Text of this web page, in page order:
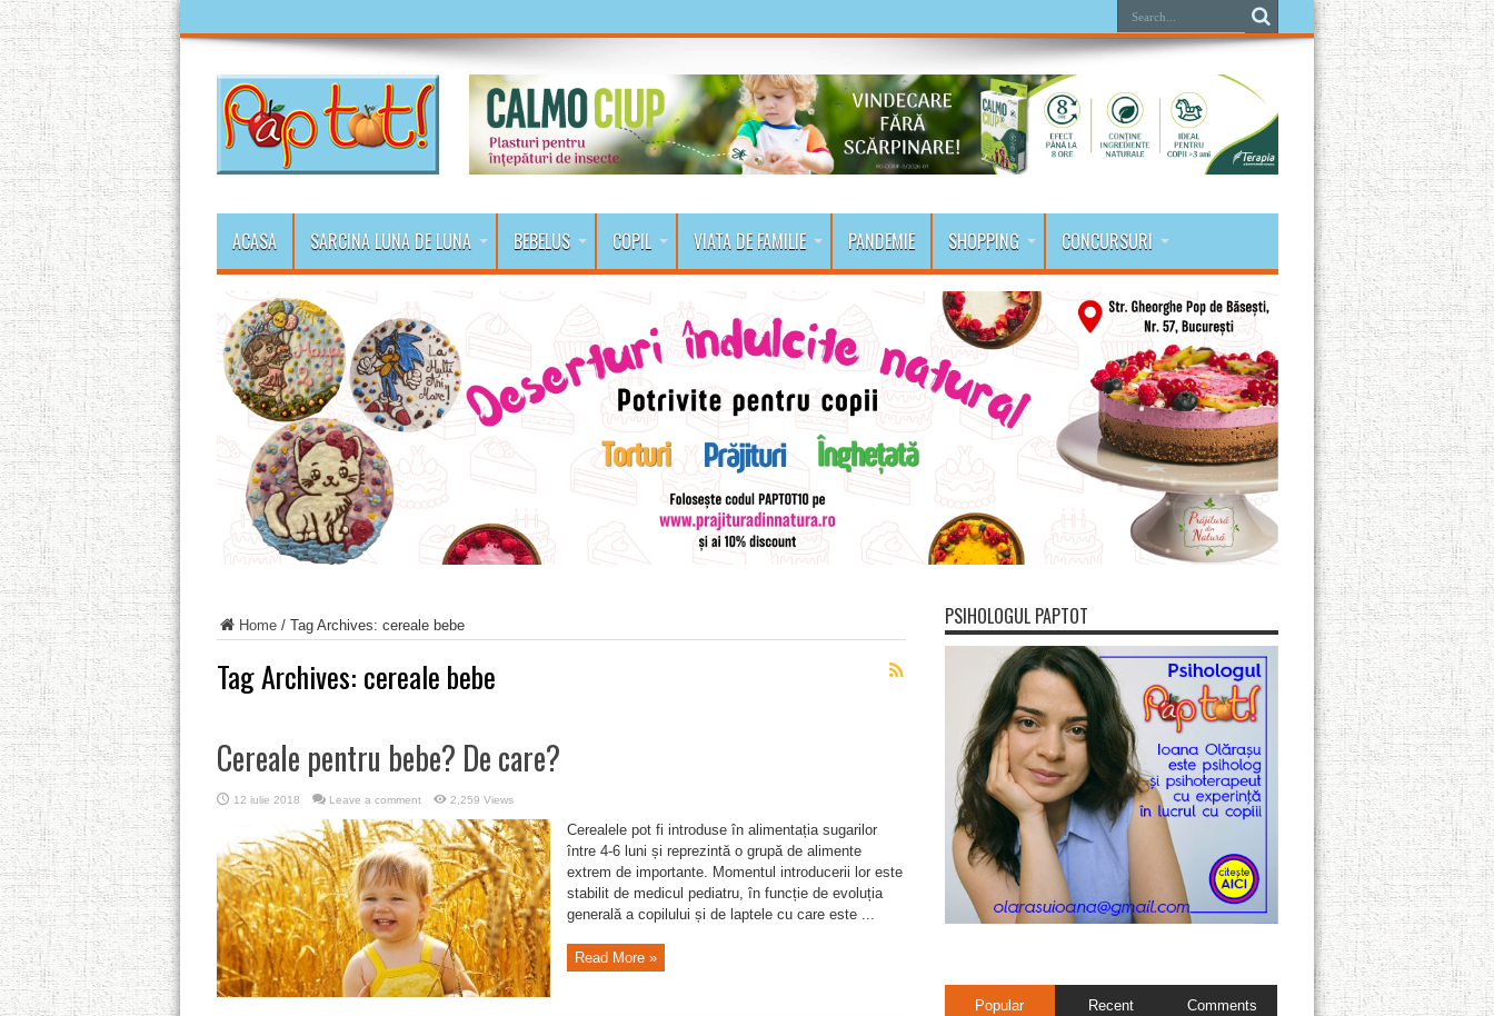
ACASA SARCINA LUNA DE LUNA BEBELUS COPIL VIATA DE FAMILIE PANDEMIE SHOPPING CONCURSURI
Home/ Tag Archives: cereale bebe
Tag Archives: cereale bebe
Cereale pentru bebe? De care?
12 iulie 2018 Leave a comment 2,259 Views
Cerealele pot fi introduse în alimentația sugarilor
între 4-6 luni și reprezintă o grupă de alimente
extrem de importante. Momentul introducerii lor este
stabilit de medicul pediatru, în funcție de evoluția
generală a copilului și de laptele cu care este ...
Read More »
PSIHOLOGUL PAPTOT
Popular Recent Comments